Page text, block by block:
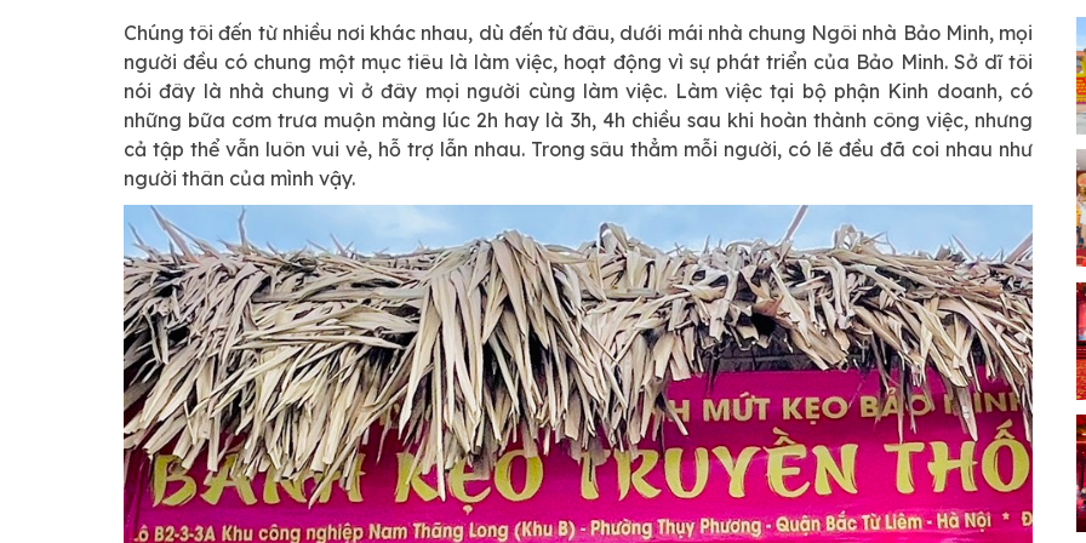
Chúng tôi đến từ nhiều nơi khác nhau, dù đến từ đâu, dưới mái nhà chung Ngôi nhà Bảo Minh, mọi
người đều có chung một mục tiêu là làm việc, hoạt động vì sự phát triển của Bảo Minh. Sở dĩ tôi
nói đây là nhà chung vì ở đây mọi người cùng làm việc. Làm việc tại bộ phận Kinh doanh, có
những bữa cơm trưa muộn màng lúc 2h hay là 3h, 4h chiều sau khi hoàn thành công việc, nhưng
cả tập thể vẫn luôn vui vẻ, hỗ trợ lẫn nhau. Trong sâu thẳm mỗi người, có lẽ đều đã coi nhau như
người thân của mình vậy.